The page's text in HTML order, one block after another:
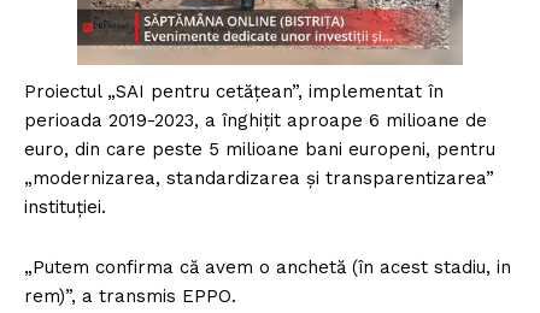
Proiectul „SAI pentru cetăţean”, implementat în
perioada 2019-2023, a înghițit aproape 6 milioane de
euro, din care peste 5 milioane bani europeni, pentru
„modernizarea, standardizarea şi transparentizarea”
instituției.
„Putem confirma că avem o anchetă (în acest stadiu, in
rem)”, a transmis EPPO.